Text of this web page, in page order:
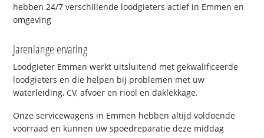
hebben 24/7 verschillende loodgieters actief in Emmen en
omgeving
Jarenlange ervaring
Loodgieter Emmen werkt uitsluitend met gekwalificeerde
loodgieters en die helpen bij problemen met uw
waterleiding, CV, afvoer en riool en daklekkage.
Onze servicewagens in Emmen hebben altijd voldoende
voorraad en kunnen uw spoedreparatie deze middag